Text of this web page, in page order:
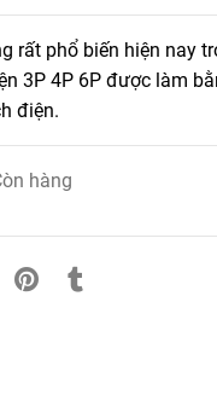
rất phổ biến hiện nay
3P 4P 6P được làm
điện.
hàng